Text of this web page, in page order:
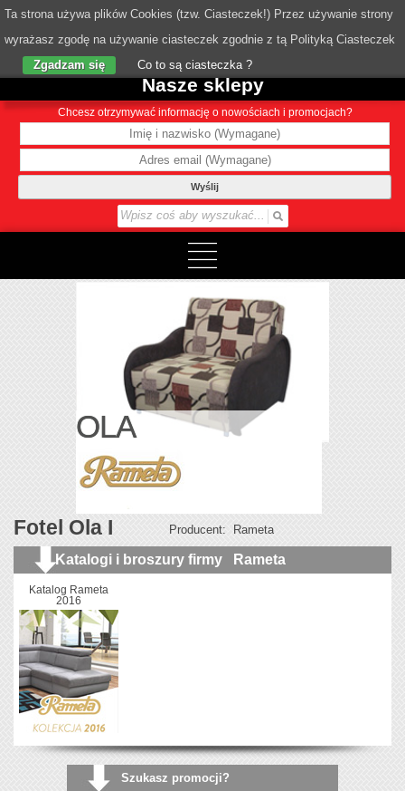
o Nas
Nasze sklepy
Chcesz otrzymywać informację o nowościach i promocjach?
Wyślij
OLA
Fotel Ola I Producent: Rameta
Katalogi i broszury firmy Rameta
Katalog Rameta
2016
Szukasz promocji?
Ta strona używa plików Cookies (tzw. Ciasteczek!) Przez używanie strony
wyrażasz zgodę na używanie ciasteczek zgodnie z tą Polityką Ciasteczek
Zgadzam się
Co to są ciasteczka ?